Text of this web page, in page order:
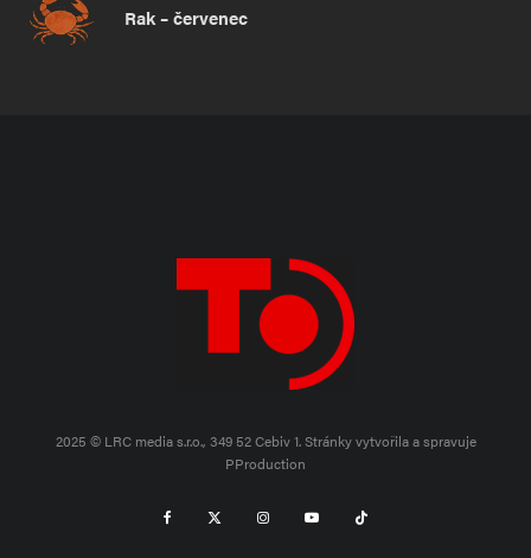
Rak – červenec
2025 © LRC media s.r.o., 349 52 Cebiv 1.Stránky vytvořila a spravuje
PProduction